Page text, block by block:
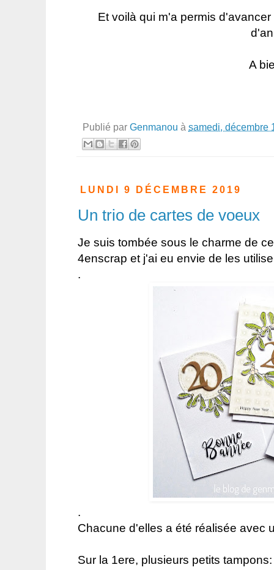
Et voilà qui m'a permis
A
Publié par Genmanou à samedi, décembre
LUNDI 9 DÉCEMBRE 2019
Un trio de cartes de voeux
Je suis tombée sous le charme de
4enscrap et j'ai eu envie de les
.
.
Chacune d'elles a été réalisée avec
Sur la 1ere, plusieurs petits tampons: